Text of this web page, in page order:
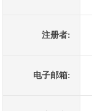
注册者:
电子邮箱: